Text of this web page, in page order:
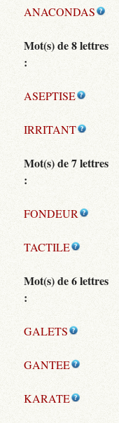
ANACONDAS
Mot(s) de 8 lettres
:
ASEPTISE
IRRITANT
Mot(s) de 7 lettres
:
FONDEUR
TACTILE
Mot(s) de 6 lettres
:
GALETS
GANTEE
KARATE